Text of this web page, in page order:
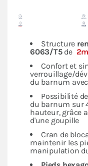
Structure
6063/T5 de
Confort et
verrouillage/
du barnum
Possibilité
du barnum sur
hauteur, grâce
d'une goupille
Cran de
maintenir les
manipulation